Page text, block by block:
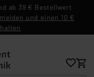
ab 39 € Bestellwert
und einen 10 €